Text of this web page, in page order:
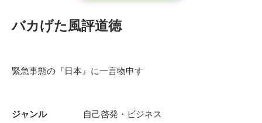
バカげた風評道徳
緊急事態の『日本』に一言物申す
ジャンル 自己啓発・ビジネス